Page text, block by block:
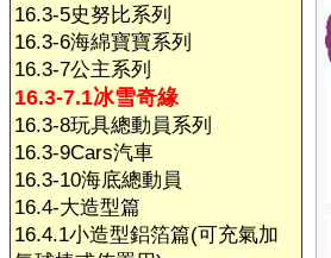
16.3-5史努比系列
16.3-6海綿寶寶系列
16.3-7公主系列
16.3-7.1冰雪奇緣
16.3-8玩具總動員系列
16.3-9Cars汽車
16.3-10海底總動員
16.4-大造型篇
16.4.1小造型鋁箔篇(可充氣加